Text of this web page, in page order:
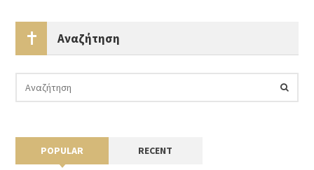
Αναζήτηση
POPULAR RECENT